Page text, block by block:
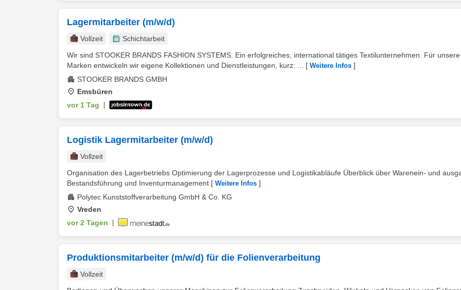
Lagermitarbeiter (m/w/d)
Vollzeit
Schichtarbeit
Wir sind STOOKER BRANDS FASHION SYSTEMS. Ein erfolgreiches, international tätiges Textilunternehmen. Für unsere
Marken entwickeln wir eigene Kollektionen und Dienstleistungen, kurz: ...
[ Weitere Infos ]
STOOKER BRANDS GMBH
Emsbüren
vor 1 Tag
Logistik Lagermitarbeiter (m/w/d)
Vollzeit
Organisation des Lagerbetriebs Optimierung der Lagerprozesse und Logistikabläufe Überblick über Warenein- und
Bestandsführung und Inventurmanagement [ Weitere Infos ]
Polytec Kunststoffverarbeitung GmbH & Co. KG
Vreden
vor 2 Tagen
Produktionsmitarbeiter (m/w/d) für die Folienverarbeitung
Vollzeit